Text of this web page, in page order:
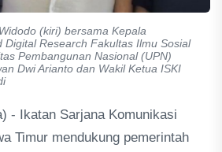
(kiri) bersama Kepala
Research Fakultas Ilmu Sosial
Pembangunan Nasional (UPN)
Dwi Arianto dan Wakil Ketua ISKI
- Ikatan Sarjana Komunikasi
Timur mendukung pemerintah